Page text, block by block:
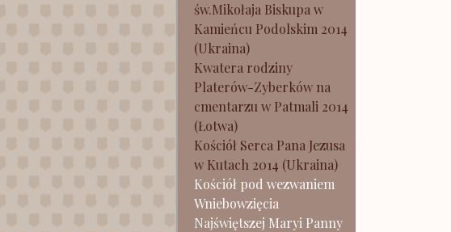
św.Mikołaja Biskupa w
Kamieńcu Podolskim 2014
(Ukraina)
Kwatera rodziny
Platerów-Zyberków na
cmentarzu w Patmali 2014
(Łotwa)
Kościół Serca Pana Jezusa
w Kutach 2014 (Ukraina)
Kościół pod wezwaniem
Wniebowzięcia
Najświętszej Maryi Panny